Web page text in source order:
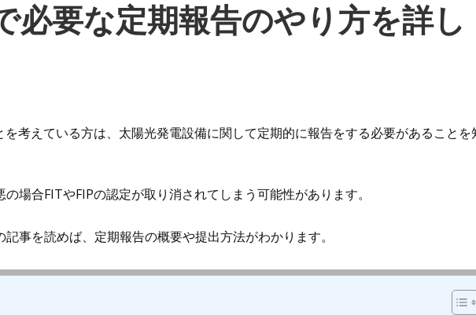
必要な定期報告のやり方を詳し
を考えている方は、太陽光発電設備に関して定期的に報告をする必要があることを
場合FITやFIPの認定が取り消されてしまう可能性があります。
事を読めば、定期報告の概要や提出方法がわかります。